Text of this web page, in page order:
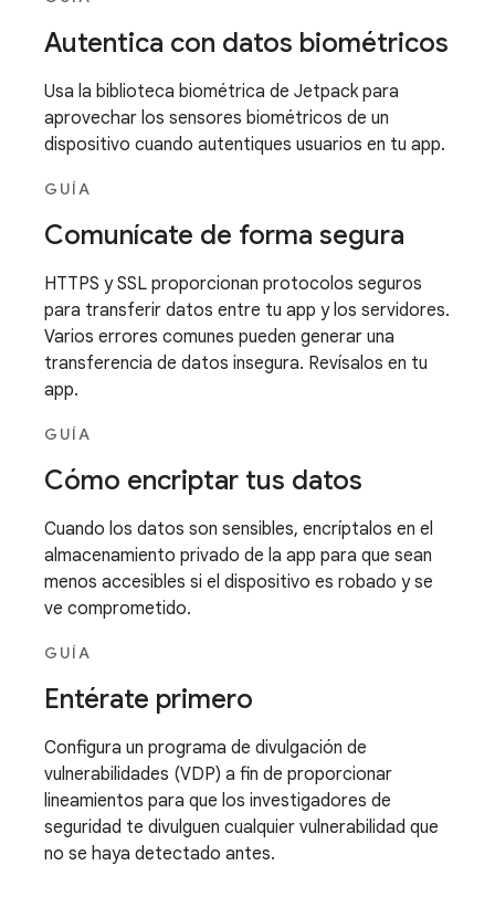
Autentica con datos biométricos
Usa la biblioteca biométrica de Jetpack para
aprovechar los sensores biométricos de un
dispositivo cuando autentiques usuarios en tu app.
GUÍA
Comunícate de forma segura
HTTPS y SSL proporcionan protocolos seguros
para transferir datos entre tu app y los servidores.
Varios errores comunes pueden generar una
transferencia de datos insegura. Revísalos en tu
app.
GUÍA
Cómo encriptar tus datos
Cuando los datos son sensibles, encríptalos en el
almacenamiento privado de la app para que sean
menos accesibles si el dispositivo es robado y se
ve comprometido.
GUÍA
Entérate primero
Configura un programa de divulgación de
vulnerabilidades (VDP) a fin de proporcionar
lineamientos para que los investigadores de
seguridad te divulguen cualquier vulnerabilidad que
no se haya detectado antes.